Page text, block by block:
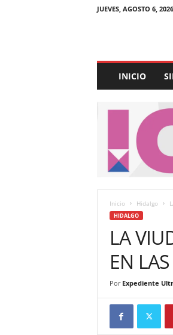
JUEVES, AGOSTO 6, 2026
p
e
U
INICIO
Inicio Hidalgo
HIDALGO
LA
EN
Por Expediente